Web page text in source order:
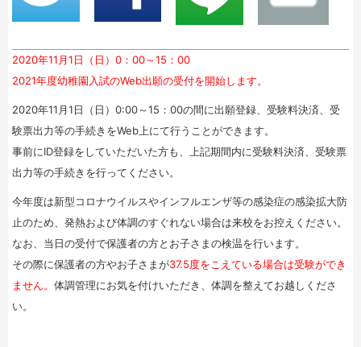
2020年11月1日（日）0：00～15：00
2021年度幼稚園入試のWeb出願の受付を開始します。
2020年11月1日（日）0:00～15：00の間に出願登録、受験料決済、受
験票出力等の手続きをWeb上にて行うことができます。
事前にID登録をしていただいた方も、上記期間内に受験料決済、受験票
出力等の手続きを行ってください。
今年度は新型コロナウイルスやインフルエンザ等の感染症の感染拡大防
止のため、発熱および体調のすぐれない場合は来校をお控えください。
なお、当日の受付で保護者の方とお子さまの検温を行います。
その際に保護者の方やお子さまが37.5度をこえている場合は受験ができ
ません。 体調管理にお気を付けいただき、体調を整えてお越しくださ
い。